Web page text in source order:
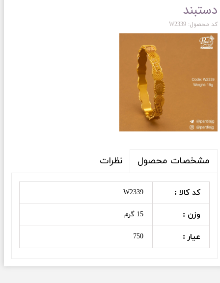
دستبند
کد محصول: W2339
مشخصات محصول نظرات
کد کالا : W2339
وزن : 15 گرم
عیار : 750